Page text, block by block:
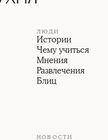
ЛЮДИ
Истории
Чему учиться
Мнения
Развлечения
Блиц
НОВОСТИ